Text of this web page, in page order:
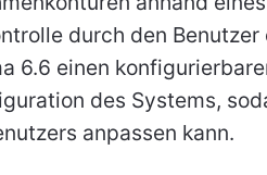
durch den
6.6 einen
des Systems,
anpassen kann.